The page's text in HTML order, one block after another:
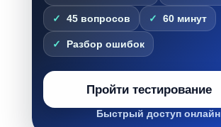
45 вопросов 60 минут
Разбор ошибок
Пройти тестирование
Быстрый доступ онлайн